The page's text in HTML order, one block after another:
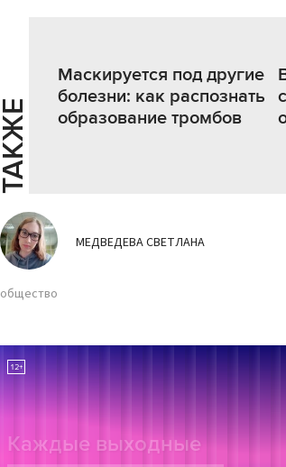
Й
Е
Маскируется под другие
болезни: как распознать
образование тромбов
МЕДВЕДЕВА СВЕТЛАНА
общество